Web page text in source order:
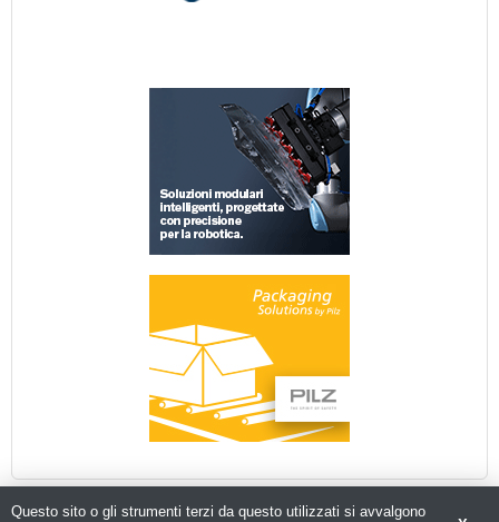
Questo sito o gli strumenti terzi da questo utilizzati si avvalgono